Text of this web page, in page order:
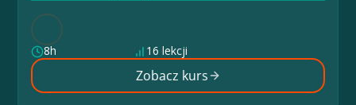
8h 16 lekcji
Zobacz kurs